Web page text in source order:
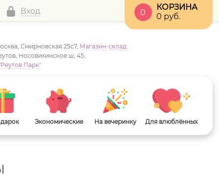
Вход
КОРЗИНА
0 руб.
0
Смирновская 25с7, Магазин-склад
Носовихинское ш, 45,
Парк"
Экономические На вечеринку Для влюблённых